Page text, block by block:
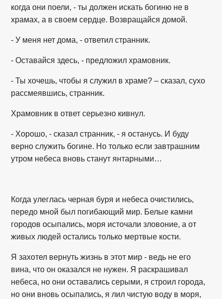
когда они поели, - ты должен искать богиню не в
храмах, а в своем сердце. Возвращайся домой.
- У меня нет дома, - ответил странник.
- Оставайся здесь, - предложил храмовник.
- Ты хочешь, чтобы я служил в храме? – сказал, сухо
рассмеявшись, странник.
Храмовник в ответ серьезно кивнул.
- Хорошо, - сказал странник, - я останусь. И буду
верно служить богине. Но только если завтрашним
утром небеса вновь станут янтарными…
Когда улеглась черная буря и небеса очистились,
передо мной был погибающий мир. Белые камни
городов осыпались, моря источали зловоние, а от
живых людей остались только мертвые кости.
Я захотел вернуть жизнь в этот мир - ведь не его
вина, что он оказался не нужен. Я раскрашивал
небеса, но они оставались серыми, я строил города,
но они вновь осыпались, я лил чистую воду в моря,